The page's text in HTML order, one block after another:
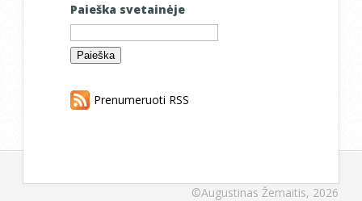
Paieška svetainėje
Ieškoti:
Prenumeruoti RSS
©Augustinas Žemaitis, 2026